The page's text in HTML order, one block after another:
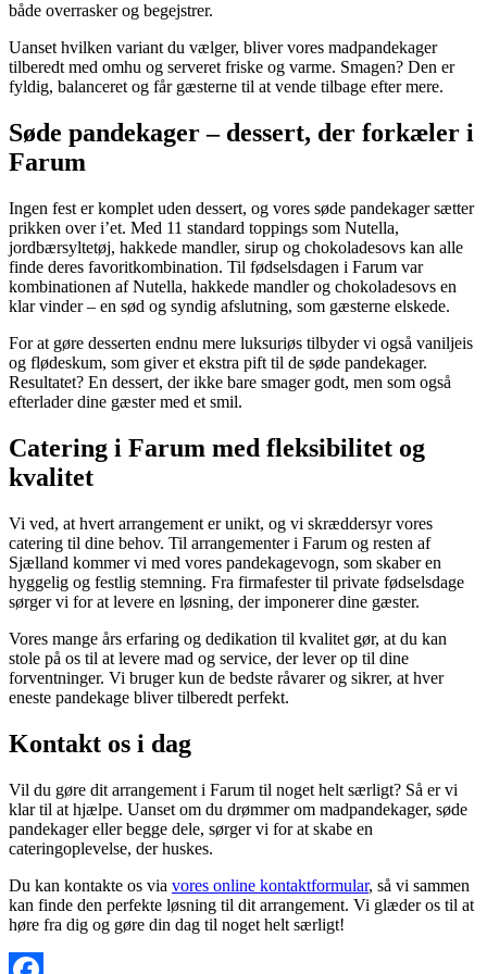
både overrasker og begejstrer.
Uanset hvilken variant du vælger, bliver vores madpandekager
tilberedt med omhu og serveret friske og varme. Smagen? Den er
fyldig, balanceret og får gæsterne til at vende tilbage efter mere.
Søde pandekager – dessert, der forkæler i
Farum
Ingen fest er komplet uden dessert, og vores søde pandekager sætter
prikken over i’et. Med 11 standard toppings som Nutella,
jordbærsyltetøj, hakkede mandler, sirup og chokoladesovs kan alle
finde deres favoritkombination. Til fødselsdagen i Farum var
kombinationen af Nutella, hakkede mandler og chokoladesovs en
klar vinder – en sød og syndig afslutning, som gæsterne elskede.
For at gøre desserten endnu mere luksuriøs tilbyder vi også vaniljeis
og flødeskum, som giver et ekstra pift til de søde pandekager.
Resultatet? En dessert, der ikke bare smager godt, men som også
efterlader dine gæster med et smil.
Catering i Farum med fleksibilitet og
kvalitet
Vi ved, at hvert arrangement er unikt, og vi skræddersyr vores
catering til dine behov. Til arrangementer i Farum og resten af
Sjælland kommer vi med vores pandekagevogn, som skaber en
hyggelig og festlig stemning. Fra firmafester til private fødselsdage
sørger vi for at levere en løsning, der imponerer dine gæster.
Vores mange års erfaring og dedikation til kvalitet gør, at du kan
stole på os til at levere mad og service, der lever op til dine
forventninger. Vi bruger kun de bedste råvarer og sikrer, at hver
eneste pandekage bliver tilberedt perfekt.
Kontakt os i dag
Vil du gøre dit arrangement i Farum til noget helt særligt? Så er vi
klar til at hjælpe. Uanset om du drømmer om madpandekager, søde
pandekager eller begge dele, sørger vi for at skabe en
cateringoplevelse, der huskes.
Du kan kontakte os via vores online kontaktformular, så vi sammen
kan finde den perfekte løsning til dit arrangement. Vi glæder os til at
høre fra dig og gøre din dag til noget helt særligt!